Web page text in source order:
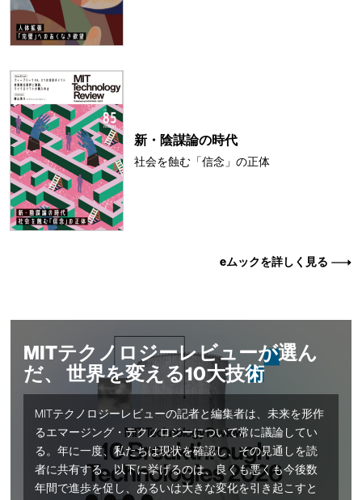
新・陰謀論の時代
社会を蝕む「信念」の正体
eムックを詳しく見る
MITテクノロジーレビューが選ん
だ、 世界を変える10大技術
MITテクノロジーレビューの記者と編集者は、未来を形作
るエマージング・テクノロジーについて常に議論してい
る。年に一度、私たちは現状を確認し、その見通しを読
者に共有する。以下に挙げるのは、良くも悪くも今後数
年間で進歩を促し、あるいは大きな変化を引き起こすと